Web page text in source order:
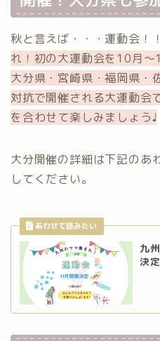
秋と言えば・・・運動会！
れ！初の大運動会を10月〜
大分県・宮崎県・福岡県・
対抗で開催される大運動会
を合わせて楽しみましょう♩
大分開催の詳細は下記のあ
してください。
九
決